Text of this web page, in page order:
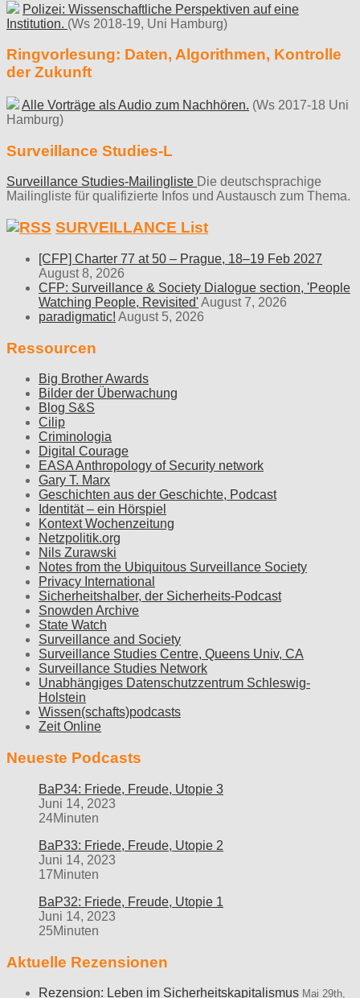
Polizei: Wissenschaftliche Perspektiven auf eine
Institution. (Ws 2018-19, Uni Hamburg)
Ringvorlesung: Daten, Algorithmen, Kontrolle
der Zukunft
Alle Vorträge als Audio zum Nachhören. (Ws 2017-18 Uni
Hamburg)
Surveillance Studies-L
Surveillance Studies-Mailingliste Die deutschsprachige
Mailingliste für qualifizierte Infos und Austausch zum Thema.
SURVEILLANCE List
[CFP] Charter 77 at 50 – Prague, 18–19 Feb 2027
August 8, 2026
CFP: Surveillance & Society Dialogue section, 'People
Watching People, Revisited'August 7, 2026
paradigmatic! August 5, 2026
Ressourcen
Big Brother Awards
Bilder der Überwachung
Blog S&S
Cilip
Criminologia
Digital Courage
EASA Anthropology of Security network
Gary T. Marx
Geschichten aus der Geschichte, Podcast
Identität – ein Hörspiel
Kontext Wochenzeitung
Netzpolitik.org
Nils Zurawski
Notes from the Ubiquitous Surveillance Society
Privacy International
Sicherheitshalber, der Sicherheits-Podcast
Snowden Archive
State Watch
Surveillance and Society
Surveillance Studies Centre, Queens Univ, CA
Surveillance Studies Network
Unabhängiges Datenschutzzentrum Schleswig-
Holstein
Wissen(schafts)podcasts
Zeit Online
Neueste Podcasts
BaP34: Friede, Freude, Utopie 3
Juni 14, 2023
24Minuten
BaP33: Friede, Freude, Utopie 2
Juni 14, 2023
17Minuten
BaP32: Friede, Freude, Utopie 1
Juni 14, 2023
25Minuten
Aktuelle Rezensionen
Rezension: Leben im Sicherheitskapitalismus Mai 29th,